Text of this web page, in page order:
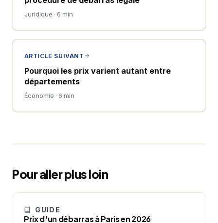
Juridique · 6 min
ARTICLE SUIVANT
Pourquoi les prix varient autant entre
départements
Économie · 6 min
Pour aller plus loin
GUIDE
Prix d'un débarras à Paris en 2026